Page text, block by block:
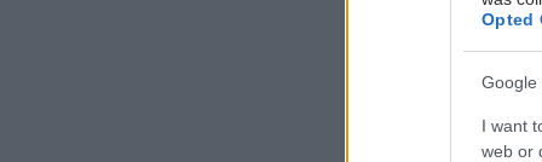
Opted
Google
I want
web or